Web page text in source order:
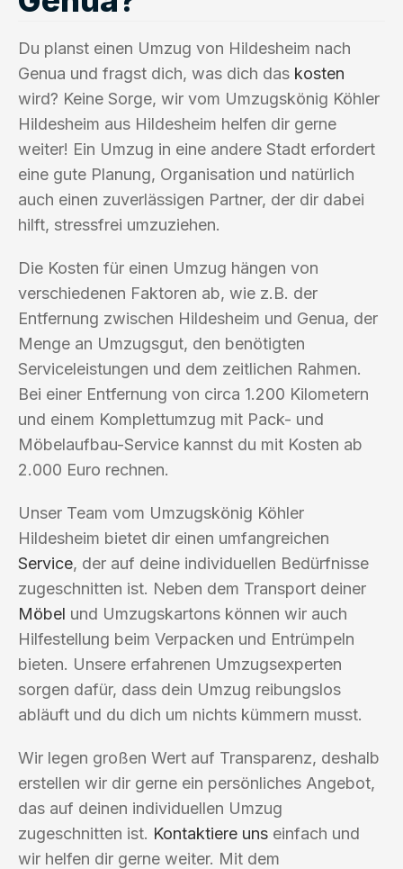
Du planst einen Umzug von Hildesheim nach
Genua und fragst dich, was dich das kosten
wird? Keine Sorge, wir vom Umzugskönig Köhler
Hildesheim aus Hildesheim helfen dir gerne
weiter! Ein Umzug in eine andere Stadt erfordert
eine gute Planung, Organisation und natürlich
auch einen zuverlässigen Partner, der dir dabei
hilft, stressfrei umzuziehen.
Die Kosten für einen Umzug hängen von
verschiedenen Faktoren ab, wie z.B. der
Entfernung zwischen Hildesheim und Genua, der
Menge an Umzugsgut, den benötigten
Serviceleistungen und dem zeitlichen Rahmen.
Bei einer Entfernung von circa 1.200 Kilometern
und einem Komplettumzug mit Pack- und
Möbelaufbau-Service kannst du mit Kosten ab
2.000 Euro rechnen.
Unser Team vom Umzugskönig Köhler
Hildesheim bietet dir einen umfangreichen
Service, der auf deine individuellen Bedürfnisse
zugeschnitten ist. Neben dem Transport deiner
Möbel und Umzugskartons können wir auch
Hilfestellung beim Verpacken und Entrümpeln
bieten. Unsere erfahrenen Umzugsexperten
sorgen dafür, dass dein Umzug reibungslos
abläuft und du dich um nichts kümmern musst.
Wir legen großen Wert auf Transparenz, deshalb
erstellen wir dir gerne ein persönliches Angebot,
das auf deinen individuellen Umzug
zugeschnitten ist. Kontaktiere uns einfach und
wir helfen dir gerne weiter. Mit dem